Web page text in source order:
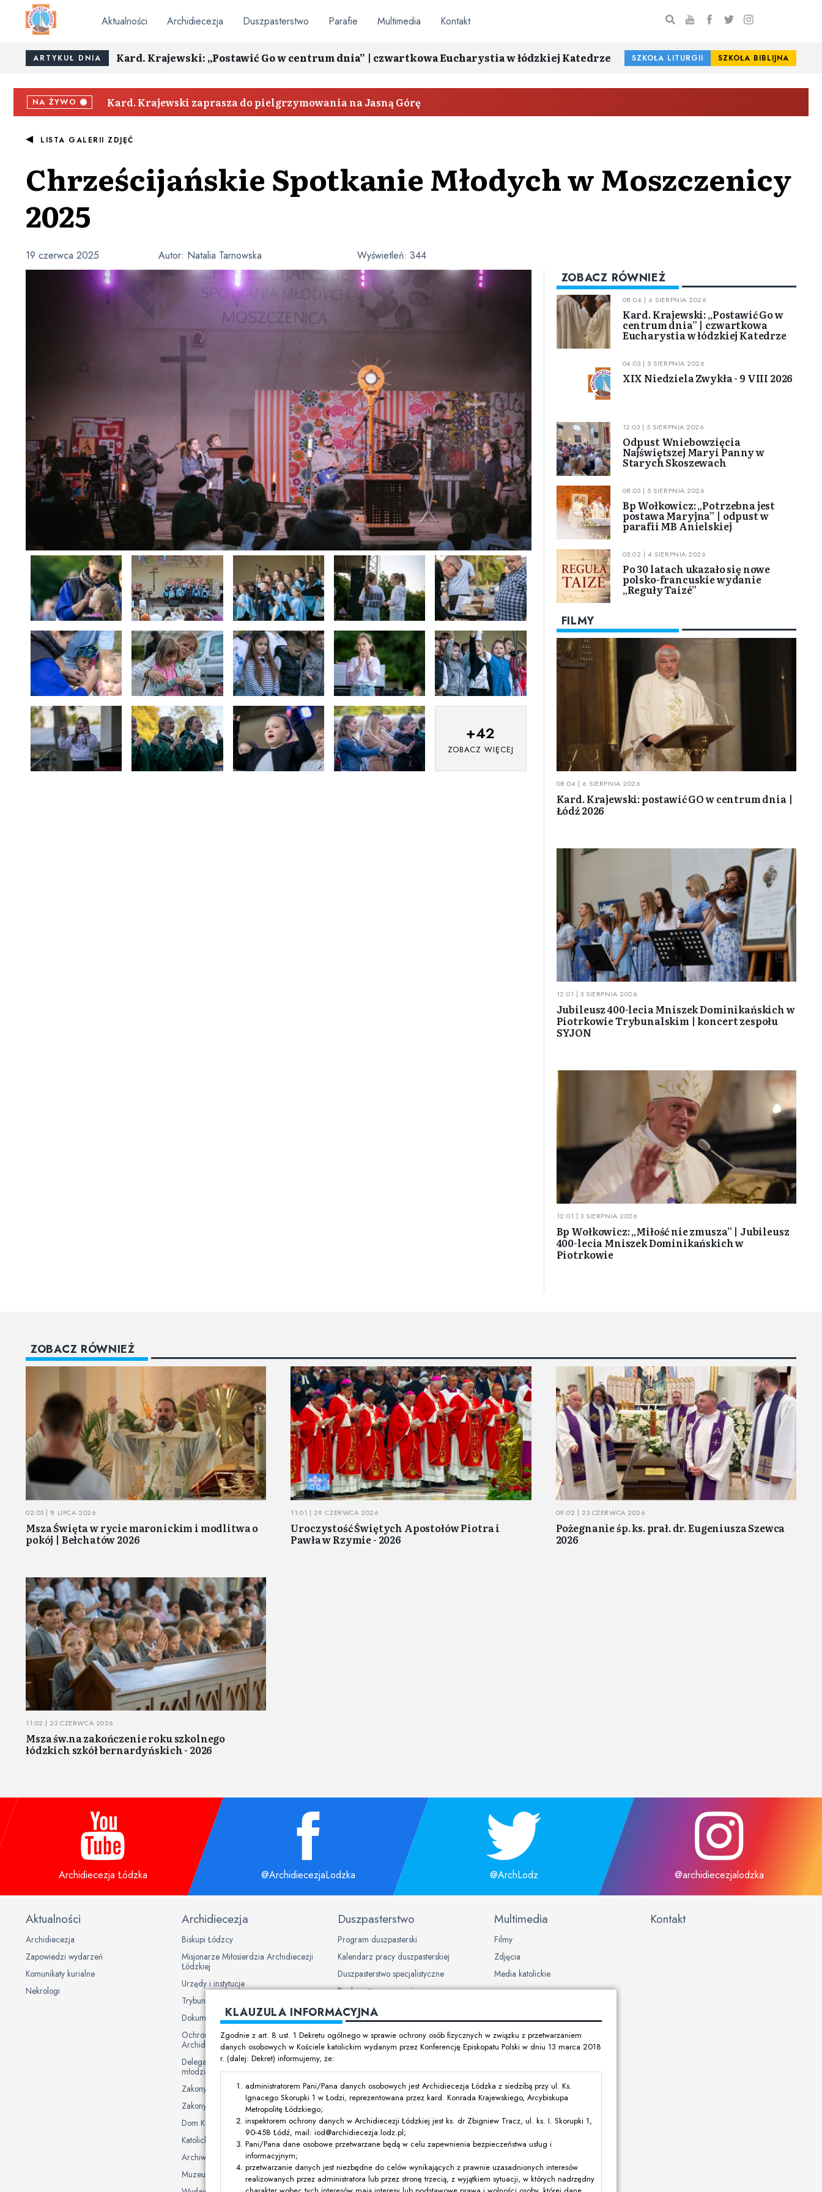
Aktualności Archidiecezja Duszpasterstwo Parafie Multimedia Kontakt
ARTYKUŁ DNIA Kard. Krajewski: „Postawić Go w centrum dnia” | czwartkowa Eucharystia w łódzkiej Katedrze SZKOŁA LITURGII SZKOŁA BIBLIJNA
NA ŻYWO Kard. Krajewski zaprasza do pielgrzymowania na Jasną Górę
LISTA GALERII ZDJĘĆ
Chrześcijańskie Spotkanie Młodych w Moszczenicy
2025
Autor: Natalia Tarnowska
19 czerwca 2025 Wyświetleń: 344
+42
ZOBACZ WIĘCEJ
ZOBACZ RÓWNIEŻ
08:04 | 6 SIERPNIA 2026
Kard. Krajewski: „Postawić Go w
centrum dnia” | czwartkowa
Eucharystia w łódzkiej Katedrze
04:03 | 5 SIERPNIA 2026
XIX Niedziela Zwykła - 9 VIII 2026
12:03 | 5 SIERPNIA 2026
Odpust Wniebowzięcia
Najświętszej Maryi Panny w
Starych Skoszewach
08:03 | 5 SIERPNIA 2026
Bp Wołkowicz: „Potrzebna jest
postawa Maryjna” | odpust w
parafii MB Anielskiej
05:02 | 4 SIERPNIA 2026
Po 30 latach ukazało się nowe
polsko-francuskie wydanie
„Reguły Taizé”
FILMY
08:04 | 6 SIERPNIA 2026
Kard. Krajewski: postawić GO w centrum dnia |
Łódź 2026
12:01 | 3 SIERPNIA 2026
Jubileusz 400-lecia Mniszek Dominikańskich w
Piotrkowie Trybunalskim | koncert zespołu
SYJON
12:01 | 3 SIERPNIA 2026
Bp Wołkowicz: „Miłość nie zmusza” | Jubileusz
400-lecia Mniszek Dominikańskich w
Piotrkowie
ZOBACZ RÓWNIEŻ
02:03 | 8 LIPCA 2026
Msza Święta w rycie maronickim i modlitwa o
pokój | Bełchatów 2026
11:01 | 29 CZERWCA 2026
Uroczystość Świętych Apostołów Piotra i
Pawła w Rzymie - 2026
09:02 | 23 CZERWCA 2026
Pożegnanie śp. ks. prał. dr. Eugeniusza Szewca
2026
11:02 | 23 CZERWCA 2026
Msza św.na zakończenie roku szkolnego
łódzkich szkół bernardyńskich - 2026
Archidiecezja Łódzka @ArchidiecezjaLodzka @ArchLodz @archidiecezjalodzka
Aktualności
Archidiecezja
Zapowiedzi wydarzeń
Komunikaty kurialne
Nekrologi
Archidiecezja
Biskupi Łódzcy
Misjonarze Miłosierdzia Archidiecezji
Łódzkiej
Urzędy i instytucje
Trybunał Metropolitalny
Dokumenty Kurii
Ochrona danych osobowych w
Archidiecezji Łódzkiej
Delegat Biskupa ds. ochrony dzieci i
młodzieży
Zakony męskie
Zakony żeńskie
Dom Księży Emerytów
Katolickie uczelnie i placówki oświatowe
Archiwum Archidiecezjalne
Muzeum
Duszpasterstwo
Program duszpasterski
Kalendarz pracy duszpasterskiej
Duszpasterstwo specjalistyczne
Ruchy i stowarzyszenia
Multimedia
Filmy
Zdjęcia
Media katolickie
Kontakt
KLAUZULA INFORMACYJNA
Zgodnie z art. 8 ust. 1 Dekretu ogólnego w sprawie ochrony osób fizycznych w związku z przetwarzaniem
danych osobowych w Kościele katolickim wydanym przez Konferencję Episkopatu Polski w dniu 13 marca 2018
r. (dalej: Dekret) informujemy, że:
administratorem Pani/Pana danych osobowych jest Archidiecezja Łódzka z siedzibą przy ul. Ks.
Ignacego Skorupki 1 w Łodzi, reprezentowana przez kard. Konrada Krajewskiego, Arcybiskupa
Metropolitę Łódzkiego;
inspektorem ochrony danych w Archidiecezji Łódzkiej jest ks. dr Zbigniew Tracz, ul. ks. I. Skorupki 1,
90-458 Łódź, mail: iod@archidiecezja.lodz.pl;
Pani/Pana dane osobowe przetwarzane będą w celu zapewnienia bezpieczeństwa usług i
informacyjnym;
przetwarzanie danych jest niezbędne do celów wynikających z prawnie uzasadnionych interesów
realizowanych przez administratora lub przez stronę trzecią, z wyjątkiem sytuacji, w których nadrzędny